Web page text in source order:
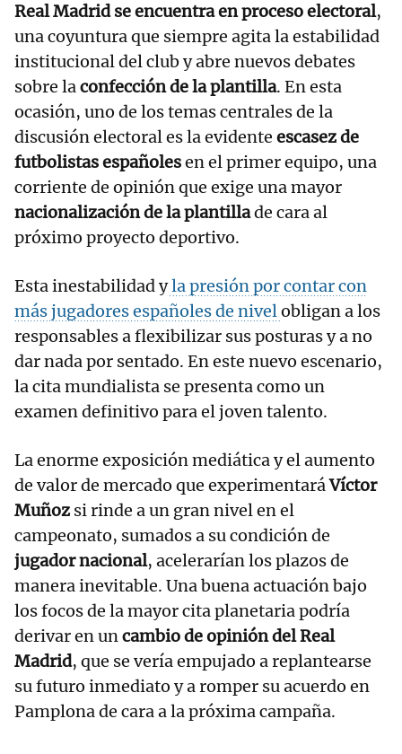
Real Madrid se encuentra en proceso electoral,
una coyuntura que siempre agita la estabilidad
institucional del club y abre nuevos debates
sobre laconfección de la plantilla. En esta
ocasión, uno de los temas centrales de la
discusión electoral es la evidente escasez de
futbolistas españolesen el primer equipo, una
corriente de opinión que exige una mayor
nacionalización de la plantillade cara al
próximo proyecto deportivo.
Esta inestabilidad yla presión por contar con
más jugadores españoles de nivelobligan a los
responsables a flexibilizar sus posturas y a no
dar nada por sentado. En este nuevo escenario,
la cita mundialista se presenta como un
examen definitivo para el joven talento.
La enorme exposición mediática y el aumento
de valor de mercado que experimentaráVíctor
Muñoz si rinde a un gran nivel en el
campeonato, sumados a su condición de
jugador nacional, acelerarían los plazos de
manera inevitable. Una buena actuación bajo
los focos de la mayor cita planetaria podría
derivar en uncambio de opinión del Real
Madrid, que se vería empujado a replantearse
su futuro inmediato y a romper su acuerdo en
Pamplona de cara a la próxima campaña.